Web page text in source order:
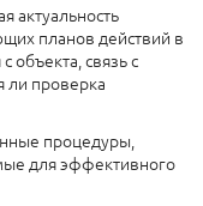
актуальность
планов действий в
объекта, связь с
ли проверка
процедуры,
для эффективного